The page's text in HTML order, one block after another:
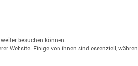
search
besuchen können.
Website. Einige von ihnen sind essenziell,